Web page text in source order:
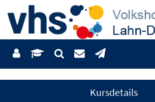
Kursdetails